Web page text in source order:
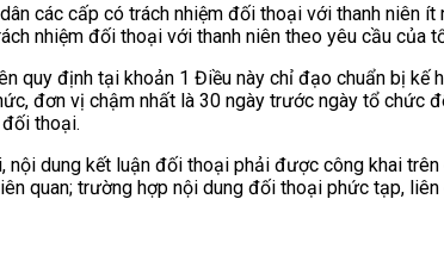
các cấp có trách nhiệm đối thoại với thanh
nhiệm đối thoại với thanh niên theo yêu cầu của
quy định tại khoản 1 Điều này chỉ đạo chuẩn bị
đơn vị chậm nhất là 30 ngày trước ngày tổ
thoại.
nội dung kết luận đối thoại phải được công khai
quan; trường hợp nội dung đối thoại phức tạp,